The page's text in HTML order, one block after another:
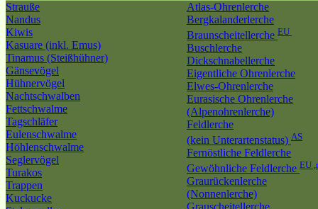
Strauße
Nandus
Kiwis
Kasuare (inkl. Emus)
Tinamus (Steißhühner)
Gänsevögel
Hühnervögel
Nachtschwalben
Fettschwalme
Tagschläfer
Eulenschwalme
Höhlenschwalme
Seglervögel
Turakos
Trappen
Kuckucke
Atlas-Ohrenlerche
Bergkalanderlerche
Braunscheitellerche EU
Buschlerche
Dickschnabellerche
Eigentliche Ohrenlerche
Elwes-Ohrenlerche
Eurasische Ohrenlerche
(Alpenohrenlerche)
Feldlerche
(kein Unterartenstatus) AS
Fernöstliche Feldlerche
Gewöhnliche Feldlerche EU
Graurückenlerche
(Nonnenlerche)
Grauscheitellerche